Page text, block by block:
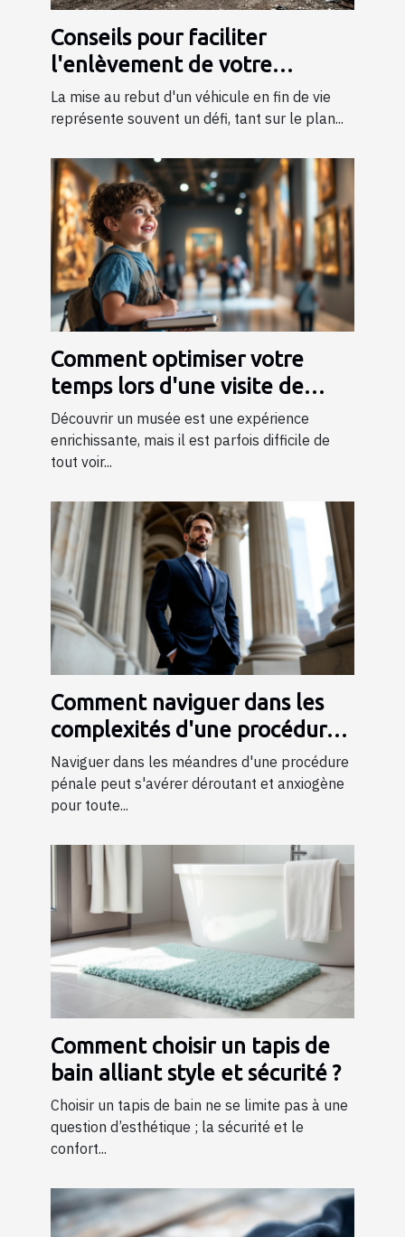
Conseils pour faciliter
l'enlèvement de votre
véhicule en fin de vie
La mise au rebut d'un véhicule en fin de vie
représente souvent un défi, tant sur le plan...
Comment optimiser votre
temps lors d'une visite de
musée ?
Découvrir un musée est une expérience
enrichissante, mais il est parfois difficile de
tout voir...
Comment naviguer dans les
complexités d'une procédure
pénale ?
Naviguer dans les méandres d'une procédure
pénale peut s'avérer déroutant et anxiogène
pour toute...
Comment choisir un tapis de
bain alliant style et sécurité ?
Choisir un tapis de bain ne se limite pas à une
question d’esthétique ; la sécurité et le
confort...